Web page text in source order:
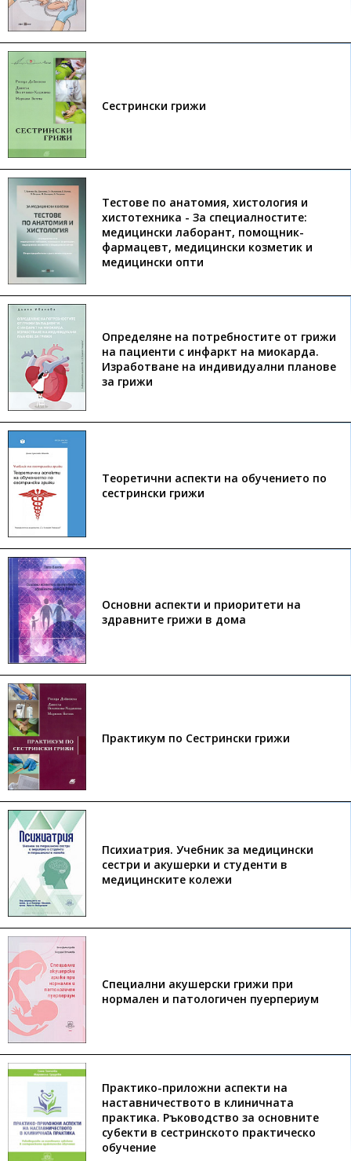
Сестрински грижи
Тестове по анатомия, хистология и
хистотехника - За специалностите:
медицински лаборант, помощник-
фармацевт, медицински козметик и
медицински опти
Определяне на потребностите от грижи
на пациенти с инфаркт на миокарда.
Изработване на индивидуални планове
за грижи
Теоретични аспекти на обучението по
сестрински грижи
Основни аспекти и приоритети на
здравните грижи в дома
Практикум по Сестрински грижи
Психиатрия. Учебник за медицински
сестри и акушерки и студенти в
медицинските колежи
Специални акушерски грижи при
нормален и патологичен пуерпериум
Практико-приложни аспекти на
наставничеството в клиничната
практика. Ръководство за основните
субекти в сестринското практическо
обучение